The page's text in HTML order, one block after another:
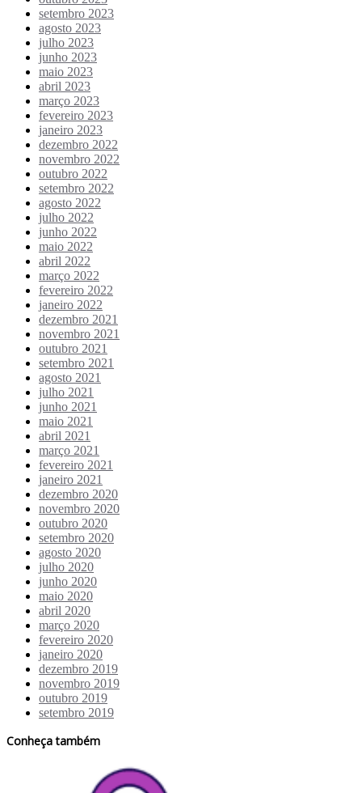
setembro 2023
agosto 2023
julho 2023
junho 2023
maio 2023
abril 2023
março 2023
fevereiro 2023
janeiro 2023
dezembro 2022
novembro 2022
outubro 2022
setembro 2022
agosto 2022
julho 2022
junho 2022
maio 2022
abril 2022
março 2022
fevereiro 2022
janeiro 2022
dezembro 2021
novembro 2021
outubro 2021
setembro 2021
agosto 2021
julho 2021
junho 2021
maio 2021
abril 2021
março 2021
fevereiro 2021
janeiro 2021
dezembro 2020
novembro 2020
outubro 2020
setembro 2020
agosto 2020
julho 2020
junho 2020
maio 2020
abril 2020
março 2020
fevereiro 2020
janeiro 2020
dezembro 2019
novembro 2019
outubro 2019
setembro 2019
Conheça também